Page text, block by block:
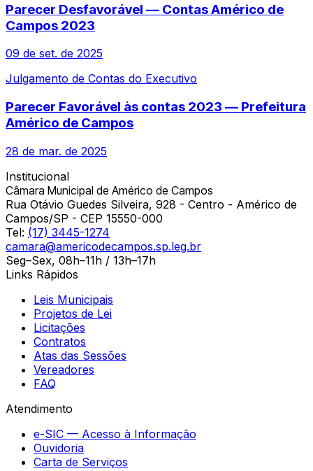
Parecer Desfavorável — Contas Américo de
Campos 2023
09 de set. de 2025
Julgamento de Contas do Executivo
Parecer Favorável às contas 2023 — Prefeitura
Américo de Campos
28 de mar. de 2025
Institucional
Câmara Municipal de Américo de Campos
Rua Otávio Guedes Silveira, 928 - Centro - Américo de
Campos/SP - CEP 15550-000
Tel: (17) 3445-1274
camara@americodecampos.sp.leg.br
Seg–Sex, 08h–11h / 13h–17h
Links Rápidos
Leis Municipais
Projetos de Lei
Licitações
Contratos
Atas das Sessões
Vereadores
FAQ
Atendimento
e-SIC — Acesso à Informação
Ouvidoria
Carta de Serviços